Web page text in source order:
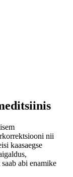
nii
kaasaegse
abi enamike